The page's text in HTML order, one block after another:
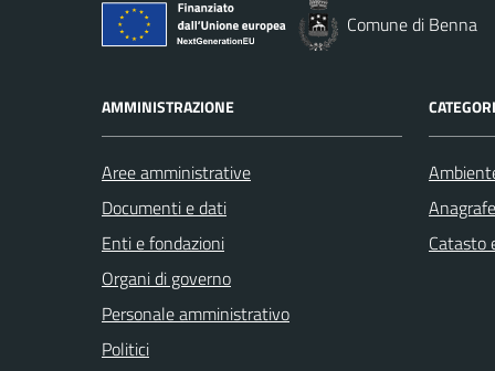
Comune di Benna
AMMINISTRAZIONE
Aree amministrative
Documenti e dati
Enti e fondazioni
Organi di governo
Personale amministrativo
Politici
Catasto